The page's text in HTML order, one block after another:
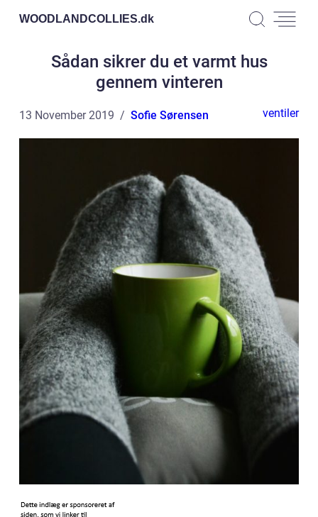
WOODLANDCOLLIES.dk
Sådan sikrer du et varmt hus
gennem vinteren
13 November 2019 Sofie Sørensen ventiler